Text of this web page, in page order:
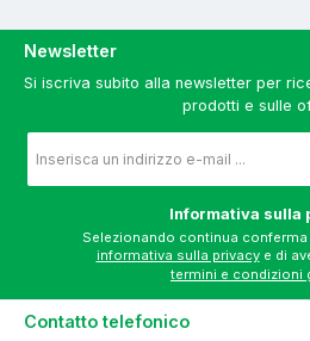
Newsletter
Si iscriva subito alla newsletter per
prodotti e sulle
e-
*
Informativa sulla
informativa sulla privacy
termini e condizioni
Contatto telefonico